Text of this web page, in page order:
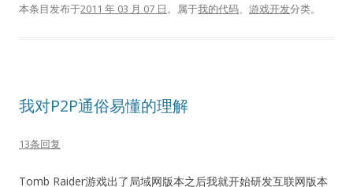
本条目发布于2011 年 03 月 07 日。属于我的代码、 游戏开发分类。
我对P2P通俗易懂的理解
13条回复
Tomb Raider游戏出了局域网版本之后我就开始研发互联网版本